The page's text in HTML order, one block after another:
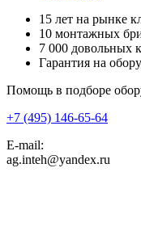
15 лет на рынке
10 монтажных
7 000 довольных
Гарантия на
Помощь в подборе
+7 (495) 146-65-64
E-mail:
ag.inteh@yandex.ru